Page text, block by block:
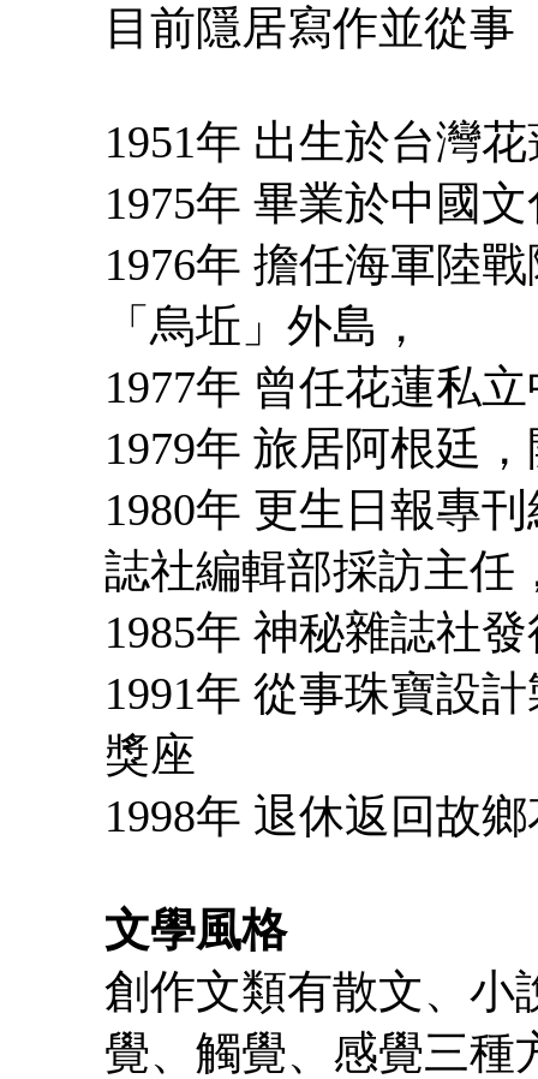
目前隱居寫作並從
1951年 出生於台灣
1975年 畢業於中國
1976年 擔任海軍陸
「烏坵」外島，
1977年 曾任花蓮私
1979年 旅居阿根廷
1980年 更生日報專
誌社編輯部採訪主任
1985年 神秘雜誌社
1991年 從事珠寶設
獎座
1998年 退休返回故
文學風格
創作文類有散文、小
覺、觸覺、感覺三種